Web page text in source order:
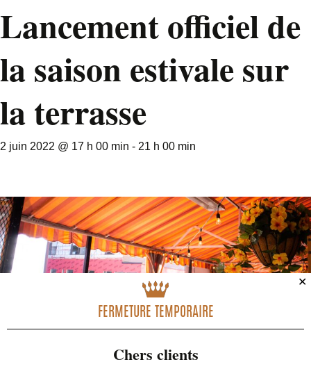
Lancement officiel de
la saison estivale sur
la terrasse
2 juin 2022 @ 17 h 00 min - 21 h 00 min
✕
FERMETURE TEMPORAIRE
Chers clients